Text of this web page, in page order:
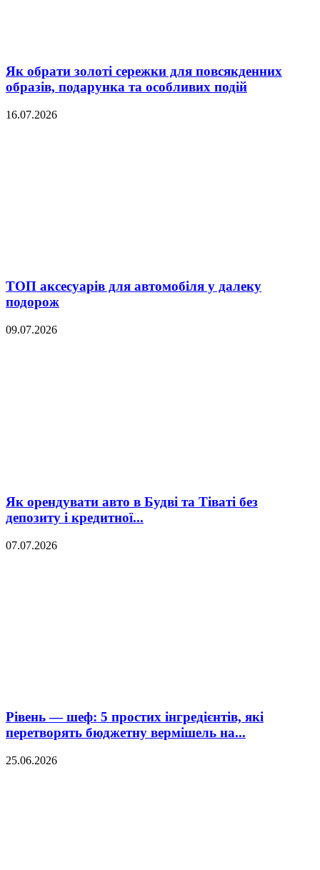
Як обрати золоті сережки для повсякденних
образів, подарунка та особливих подій
16.07.2026
ТОП аксесуарів для автомобіля у далеку
подорож
09.07.2026
Як орендувати авто в Будві та Тіваті без
депозиту і кредитної...
07.07.2026
Рівень — шеф: 5 простих інгредієнтів, які
перетворять бюджетну вермішель на...
25.06.2026